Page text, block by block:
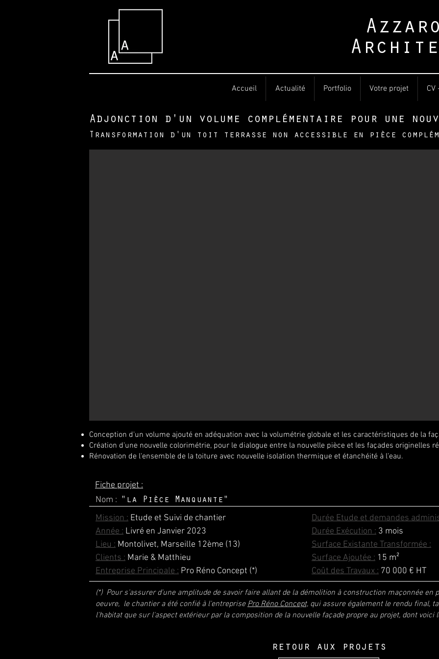
Azzaro
Accueil Actualité Portfolio Votre projet CV
Adjonction d'un volume complémentaire pour une
Transformation d'un toit terrasse non accessible en pièce
Conception d'un volume ajouté en adéquation avec la volumétrie globale et les caractéristiques de la
Création d'une nouvelle colorimétrie, pour le dialogue entre la nouvelle pièce et les façades originelles
Rénovation de l'ensemble de la toiture avec nouvelle isolation thermique et étanchéité à l'eau.
Fiche projet :
Mission : Etude et Suivi de chantier
Année : Livré en Janvier 2023
Lieu : Montolivet, Marseille 12ème (13)
Clients : Marie & Matthieu
Entreprise Principale : Pro Réno Concept (*)
Nom : "la Pièce Manquante"
Durée Etude et demandes
Durée Exécution : 3 mois
Surface Existante Transformée :
Surface Ajoutée : 15 m²
Coût des Travaux : 70 000 € HT
(*) Pour s'assurer d'une amplitude de savoir faire allant de la démolition à construction maçonnée en
oeuvre, le chantier a été confié à l'entreprisePro Réno Concept, qui assure également le rendu final,
l'habitat que sur l'aspect extérieur par la composition de la nouvelle façade propre au projet, dont voici
retour aux projets